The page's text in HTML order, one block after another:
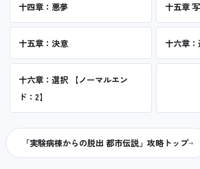
十四章：悪夢 十五章
十五章：決意 十六章：
十六章：選択 【ノーマルエン
ド：2】
「実験病棟からの脱出 都市伝説」攻略トップ